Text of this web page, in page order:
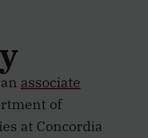
associate
of
at Concordia